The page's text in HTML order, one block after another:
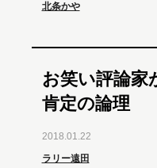
北条かや
お笑い評論家
肯定の論理
2018.01.22
ラリー遠田